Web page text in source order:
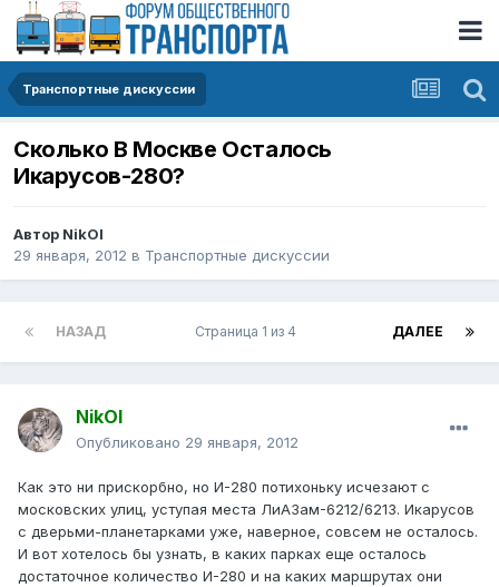
Транспортные дискуссии
Сколько В Москве Осталось
Икарусов-280?
Автор NikOl
29 января, 2012 в Транспортные дискуссии
НАЗАД ДАЛЕЕ
Страница 1 из 4
NikOl
Опубликовано 29 января, 2012
Как это ни прискорбно, но И-280 потихоньку исчезают с
московских улиц, уступая места ЛиАЗам-6212/6213. Икарусов
с дверьми-планетарками уже, наверное, совсем не осталось.
И вот хотелось бы узнать, в каких парках еще осталось
достаточное количество И-280 и на каких маршрутах они